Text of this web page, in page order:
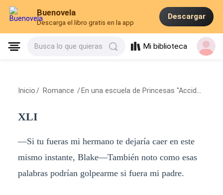
Buenovela
Descarga el libro gratis en la app
Descargar
Busca lo que quieras Mi biblioteca
Inicio / Romance / En una escuela de Princesas "Accidentalmente"
XLI
—Si tu fueras mi hermano te dejaría caer en este
mismo instante, Blake—También noto como esas
palabras podrían golpearme si fuera mi padre.